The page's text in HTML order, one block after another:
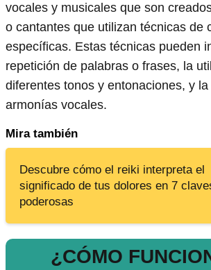
vocales y musicales que son
o cantantes que utilizan técnicas de
específicas. Estas técnicas pueden
repetición de palabras o frases, la
diferentes tonos y entonaciones, y
armonías vocales.
Mira también
Descubre cómo el reiki interpreta el
significado de tus dolores en 7
poderosas
¿CÓMO